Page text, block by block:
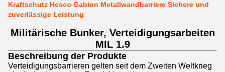
Kraftschutz Hesco Gabion Metallwandbarriere Sichere und
zuverlässige Leistung
Militärische Bunker, Verteidigungsarbeiten
MIL 1.9
Beschreibung der Produkte
Verteidigungsbarrieren gelten seit dem Zweiten Weltkrieg